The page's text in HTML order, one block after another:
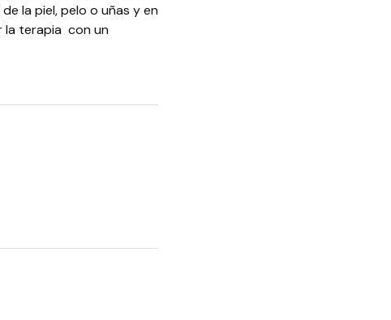
la piel, pelo o uñas y en
la terapia con un